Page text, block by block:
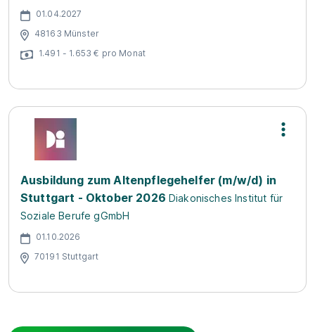
01.04.2027
48163 Münster
1.491 - 1.653 € pro Monat
Ausbildung zum Altenpflegehelfer (m/w/d) in
Stuttgart - Oktober 2026 Diakonisches Institut für
Soziale Berufe gGmbH
01.10.2026
70191 Stuttgart